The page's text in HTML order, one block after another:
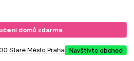
domů zdarma
Staré Město Praha Navštivte obchod